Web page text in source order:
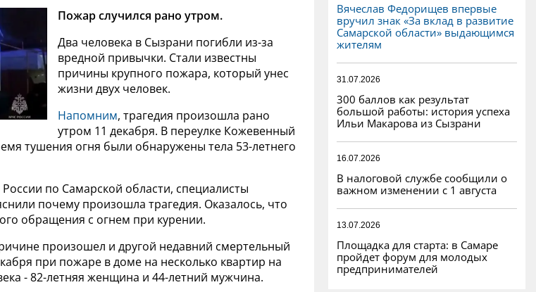
Пожар случился рано утром.
Два человека в Сызрани погибли из-за
вредной привычки. Стали известны
причины крупного пожара, который унес
жизни двух человек.
Напомним, трагедия произошла рано
утром 11 декабря. В переулке Кожевенный
тушения огня были обнаружены тела 53-летнего
по Самарской области, специалисты
почему произошла трагедия. Оказалось, что
обращения с огнем при курении.
произошел и другой недавний смертельный
при пожаре в доме на несколько квартир на
- 82-летняя женщина и 44-летний мужчина.
Вячеслав Федорищев впервые
вручил знак «За вклад в развитие
Самарской области» выдающимся
жителям
31.07.2026
300 баллов как результат
большой работы: история успеха
Ильи Макарова из Сызрани
16.07.2026
В налоговой службе сообщили о
важном изменении с 1 августа
13.07.2026
Площадка для старта: в Самаре
пройдет форум для молодых
предпринимателей